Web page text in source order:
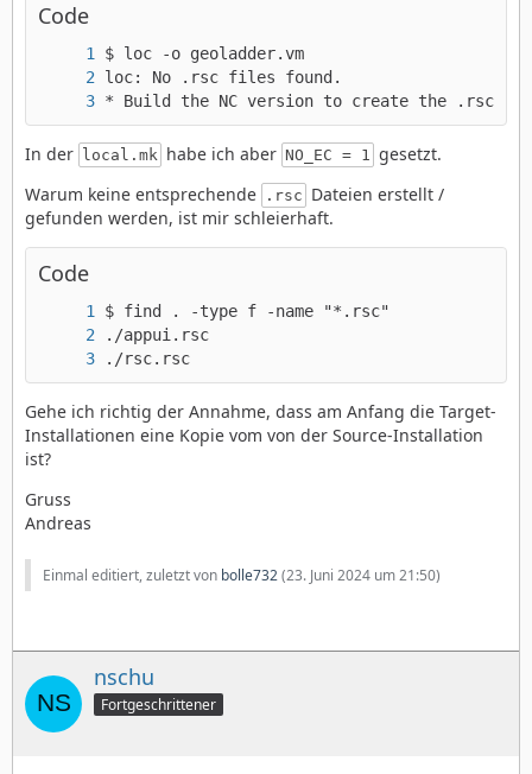
Code
* Build the NC version to create the .rsc
In der local.mk habe ich aber NO_EC = 1 gesetzt.
Warum keine entsprechende
.rsc Dateien erstellt /
gefunden werden, ist mir schleierhaft.
Code
./rsc.rsc
Gehe ich richtig der Annahme, dass am Anfang die Target-
Installationen eine Kopie vom von der Source-Installation
ist?
Gruss
Andreas
Einmal editiert, zuletzt von bolle732(23. Juni 2024 um 21:50)
nschu
Fortgeschrittener